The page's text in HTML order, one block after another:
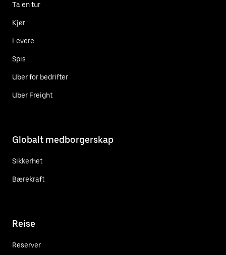
Ta en tur
Kjør
Levere
Spis
Uber for bedrifter
Uber Freight
Globalt medborgerskap
Sikkerhet
Bærekraft
Reise
Reserver